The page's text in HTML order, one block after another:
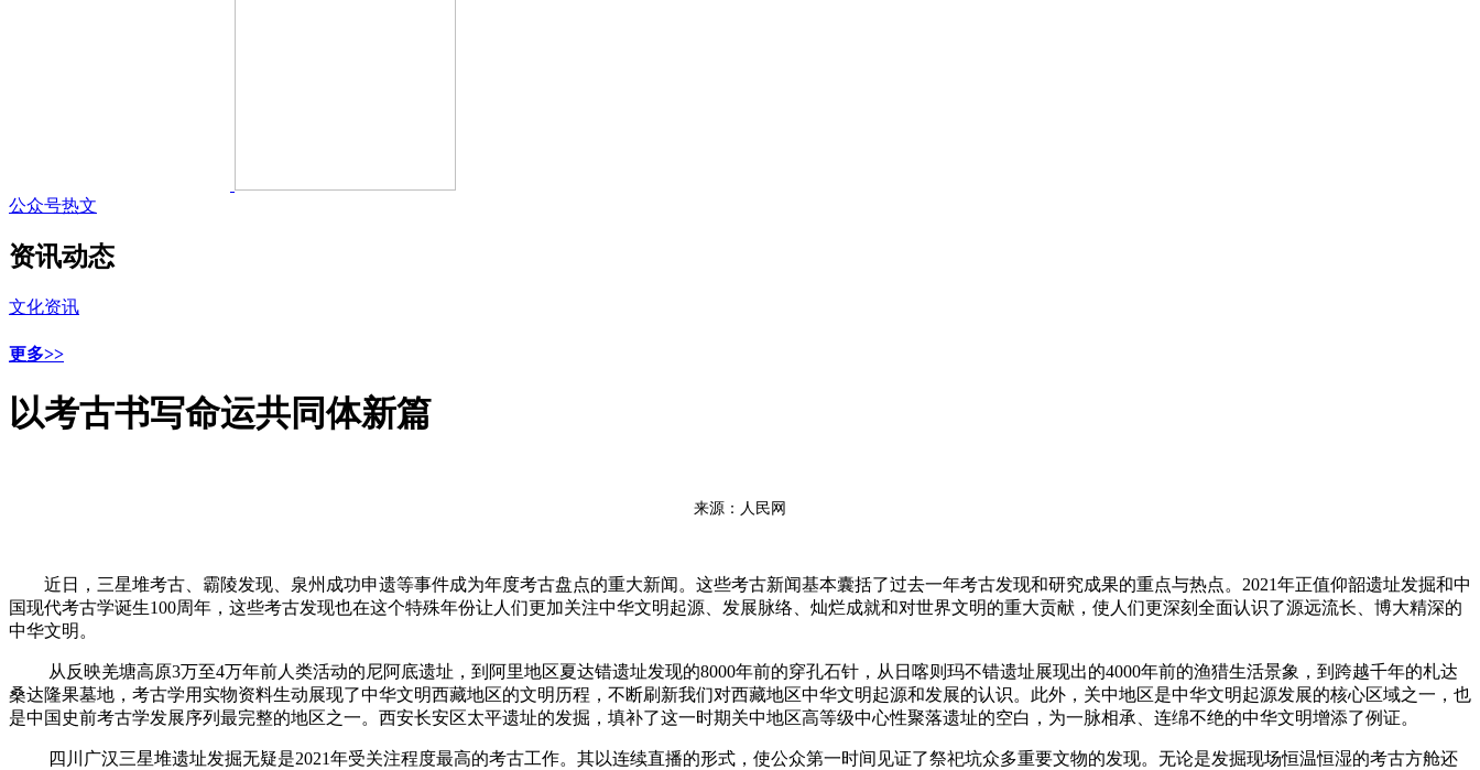
公众号热文
资讯动态
文化资讯
更多>>
以考古书写命运共同体新篇
来源：人民网
近日，三星堆考古、霸陵发现、泉州成功申遗等事件成为年度考古盘点的重大新闻。这些考古新闻基本囊括了过去一年考古发现和研究成果的重点与热点。2021年正值仰韶遗址发掘和中
国现代考古学诞生100周年，这些考古发现也在这个特殊年份让人们更加关注中华文明起源、发展脉络、灿烂成就和对世界文明的重大贡献，使人们更深刻全面认识了源远流长、博大精深的
中华文明。
从反映羌塘高原3万至4万年前人类活动的尼阿底遗址，到阿里地区夏达错遗址发现的8000年前的穿孔石针，从日喀则玛不错遗址展现出的4000年前的渔猎生活景象，到跨越千年的札达
桑达隆果墓地，考古学用实物资料生动展现了中华文明西藏地区的文明历程，不断刷新我们对西藏地区中华文明起源和发展的认识。此外，关中地区是中华文明起源发展的核心区域之一，也
是中国史前考古学发展序列最完整的地区之一。西安长安区太平遗址的发掘，填补了这一时期关中地区高等级中心性聚落遗址的空白，为一脉相承、连绵不绝的中华文明增添了例证。
四川广汉三星堆遗址发掘无疑是2021年受关注程度最高的考古工作。其以连续直播的形式，使公众第一时间见证了祭祀坑众多重要文物的发现。无论是发掘现场恒温恒湿的考古方舱还